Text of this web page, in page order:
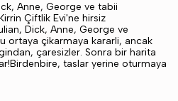
Anne, George ve tabii
Çiftlik Evi'ne hirsiz
Dick, Anne, George ve
ortaya çikarmaya kararli, ancak
çaresizler. Sonra bir harita
taslar yerine oturmaya